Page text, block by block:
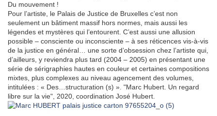
Du mouvement !
Pour l’artiste, le Palais de Justice de Bruxelles c’est non
seulement un bâtiment massif hors normes, mais aussi les
légendes et mystères qui l’entourent. C’est aussi une allusion
possible – consciente ou inconsciente – à ses réticences vis-à-vis
de la justice en général… une sorte d’obsession chez l’artiste qui,
d’ailleurs, y reviendra plus tard (2004 – 2005) en présentant une
série de sérigraphies hautes en couleur et certaines compositions
mixtes, plus complexes au niveau agencement des volumes,
intitulées : « Des…structuration (s) ». "Marc Hubert. Un regard
libre sur la vie", 2020, coordination José Hubert.